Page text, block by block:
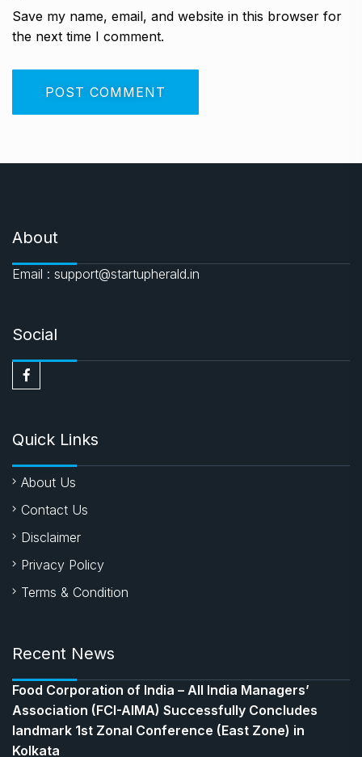
Save my name, email, and website in this browser for
the next time I comment.
About
Email : support@startupherald.in
Social
Quick Links
About Us
Contact Us
Disclaimer
Privacy Policy
Terms & Condition
Recent News
​Food Corporation of India – All India Managers’
Association (FCI-AIMA) Successfully Concludes
landmark 1st Zonal Conference (East Zone) in
Kolkata